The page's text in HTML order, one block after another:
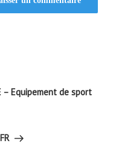
– Equipement de sport